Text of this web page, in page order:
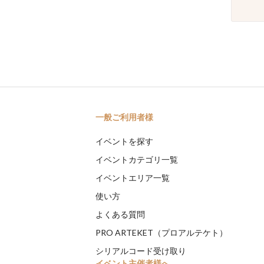
一般ご利用者様
イベントを探す
イベントカテゴリ一覧
イベントエリア一覧
使い方
よくある質問
PRO ARTEKET（プロアルテケト）
シリアルコード受け取り